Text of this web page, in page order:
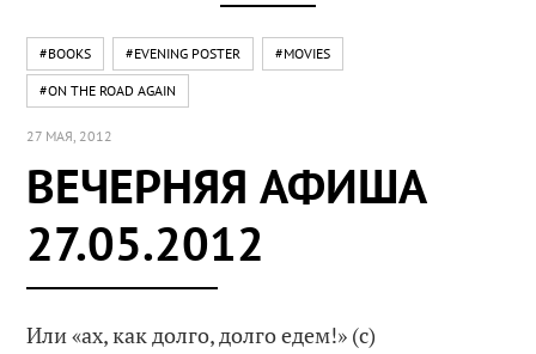
#BOOKS #EVENING POSTER #MOVIES
#ON THE ROAD AGAIN
27 МАЯ, 2012
ВЕЧЕРНЯЯ АФИША
27.05.2012
Или «ах, как долго, долго едем!» (с)